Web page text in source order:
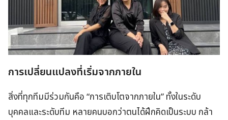
การเปลี่ยนแปลงที่เริ่มจากภายใน
สิ่งที่ทุกทีมมีร่วมกันคือ “การเติบโตจากภายใน” ทั้งในระดับ
บุคคลและระดับทีม หลายคนบอกว่าตนได้ฝึกคิดเป็นระบบ กล้า